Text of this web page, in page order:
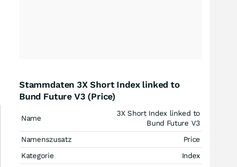
Stammdaten 3X Short Index linked to
Bund Future V3 (Price)
Name
3X Short Index linked to
Bund Future V3
Namenszusatz
Price
Kategorie
Index